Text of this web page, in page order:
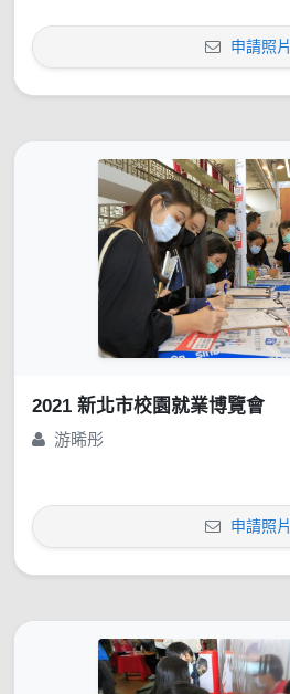
申請照片
2021 新北市校園就業博覽會
游晞彤
申請照片